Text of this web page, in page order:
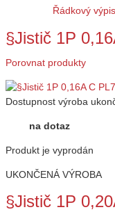
Řádkový výpis
§Jistič 1P
Porovnat produkty
Dostupnost výroba
na dotaz
Produkt je vyprodán
UKONČENÁ VÝROBA
§Jistič 1P